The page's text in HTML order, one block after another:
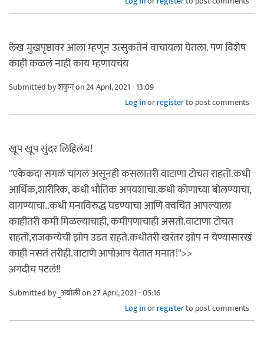
लेख मुखपृष्ठावर आला म्हणून उत्सुकतेनं वाचायला घेतला. पण विशेष
काही कळलं नाही काय म्हणायचंय
Submitted byशकुनon 24 April, 2021 - 13:09
Log inorregisterto post comments
खूप खूप सुंदर लिहिलंय!
"एकेकदा सगळं चांगलं असूनही कसलातरी वाटाणा टोचत राहतो.कधी
आर्थिक,शारीरिक, कधी भौतिक अपयशाचा.कधी कोणाच्या बोलण्याचा,
वागण्याचा..कधी मनाविरुद्ध घडण्याचा आणि क्वचित आपल्याला
काहीतरी कमी मिळल्याचाही, कमीपणाचाही असतो.वाटाणा टोचत
राहतो,राजकन्येची झोप उडत राहते.कधीतरी खरंतर झोप न येण्यासारखं
काही नसतं तरीही.वाटाणे आपोआप येतात मनात!">>
अगदीच पटलं!!
Submitted by _अबोलीon 27 April, 2021 - 05:16
Log inorregisterto post comments